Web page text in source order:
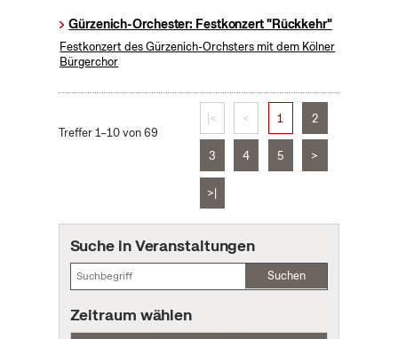
Gürzenich-Orchester: Festkonzert "Rückkehr"
Festkonzert des Gürzenich-Orchsters mit dem Kölner
Bürgerchor
Treffer 1–10 von 69
|< < 1 2
3 4 5 >
>|
Suche in Veranstaltungen
Suchen
Zeitraum wählen